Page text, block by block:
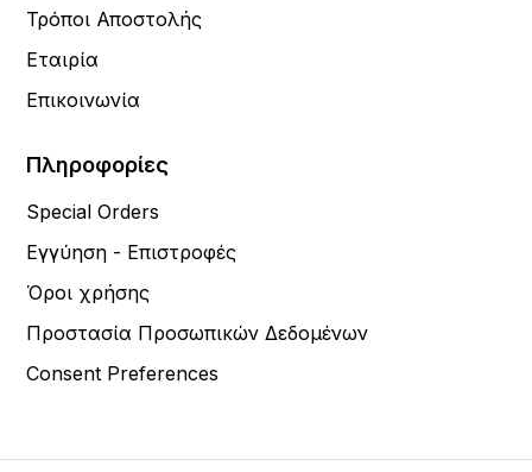
Τρόποι Αποστολής
Εταιρία
Επικοινωνία
Πληροφορίες
Special Orders
Εγγύηση - Επιστροφές
Όροι χρήσης
Προστασία Προσωπικών Δεδομένων
Consent Preferences